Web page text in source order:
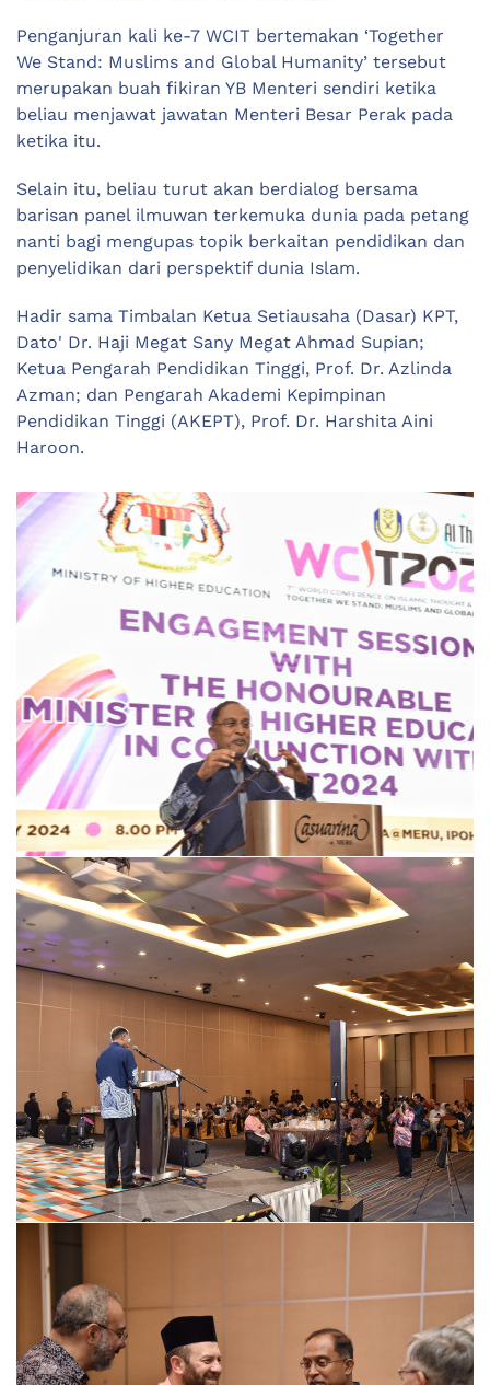
Penganjuran kali ke-7 WCIT bertemakan ‘Together
We Stand: Muslims and Global Humanity’ tersebut
merupakan buah fikiran YB Menteri sendiri ketika
beliau menjawat jawatan Menteri Besar Perak pada
ketika itu.
Selain itu, beliau turut akan berdialog bersama
barisan panel ilmuwan terkemuka dunia pada petang
nanti bagi mengupas topik berkaitan pendidikan dan
penyelidikan dari perspektif dunia Islam.
Hadir sama Timbalan Ketua Setiausaha (Dasar) KPT,
Dato' Dr. Haji Megat Sany Megat Ahmad Supian;
Ketua Pengarah Pendidikan Tinggi, Prof. Dr. Azlinda
Azman; dan Pengarah Akademi Kepimpinan
Pendidikan Tinggi (AKEPT), Prof. Dr. Harshita Aini
Haroon.